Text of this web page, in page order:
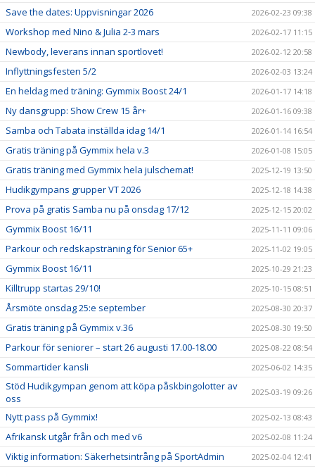
Save the dates: Uppvisningar 2026 2026-02-23 09:38
Workshop med Nino & Julia 2-3 mars 2026-02-17 11:15
Newbody, leverans innan sportlovet! 2026-02-12 20:58
Inflyttningsfesten 5/2 2026-02-03 13:24
En heldag med träning: Gymmix Boost 24/1 2026-01-17 14:18
Ny dansgrupp: Show Crew 15 år+ 2026-01-16 09:38
Samba och Tabata inställda idag 14/1 2026-01-14 16:54
Gratis träning på Gymmix hela v.3 2026-01-08 15:05
Gratis träning med Gymmix hela julschemat! 2025-12-19 13:50
Hudikgympans grupper VT 2026 2025-12-18 14:38
Prova på gratis Samba nu på onsdag 17/12 2025-12-15 20:02
Gymmix Boost 16/11 2025-11-11 09:06
Parkour och redskapsträning för Senior 65+ 2025-11-02 19:05
Gymmix Boost 16/11 2025-10-29 21:23
Killtrupp startas 29/10! 2025-10-15 08:51
Årsmöte onsdag 25:e september 2025-08-30 20:37
Gratis träning på Gymmix v.36 2025-08-30 19:50
Parkour för seniorer – start 26 augusti 17.00-18.00 2025-08-22 08:54
Sommartider kansli 2025-06-02 14:35
Stöd Hudikgympan genom att köpa påskbingolotter av
oss
2025-03-19 09:26
Nytt pass på Gymmix! 2025-02-13 08:43
Afrikansk utgår från och med v6 2025-02-08 11:24
Viktig information: Säkerhetsintrång på SportAdmin 2025-02-04 12:41